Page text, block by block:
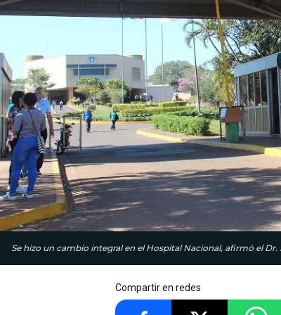
Se hizo un cambio integral en el Hospital Nacional, afirmó el
Compartir en redes